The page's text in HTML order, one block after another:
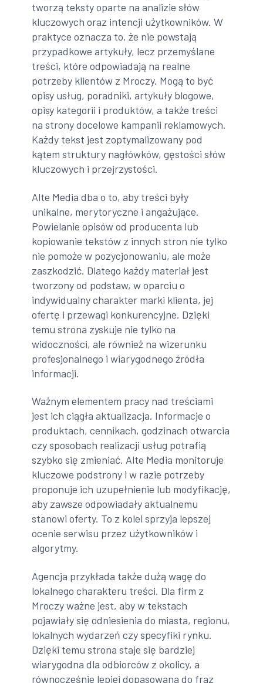
tworzą teksty oparte na analizie słów
kluczowych oraz intencji użytkowników. W
praktyce oznacza to, że nie powstają
przypadkowe artykuły, lecz przemyślane
treści, które odpowiadają na realne
potrzeby klientów z Mroczy. Mogą to być
opisy usług, poradniki, artykuły blogowe,
opisy kategorii i produktów, a także treści
na strony docelowe kampanii reklamowych.
Każdy tekst jest zoptymalizowany pod
kątem struktury nagłówków, gęstości słów
kluczowych i przejrzystości.
Alte Media dba o to, aby treści były
unikalne, merytoryczne i angażujące.
Powielanie opisów od producenta lub
kopiowanie tekstów z innych stron nie tylko
nie pomoże w pozycjonowaniu, ale może
zaszkodzić. Dlatego każdy materiał jest
tworzony od podstaw, w oparciu o
indywidualny charakter marki klienta, jej
ofertę i przewagi konkurencyjne. Dzięki
temu strona zyskuje nie tylko na
widoczności, ale również na wizerunku
profesjonalnego i wiarygodnego źródła
informacji.
Ważnym elementem pracy nad treściami
jest ich ciągła aktualizacja. Informacje o
produktach, cennikach, godzinach otwarcia
czy sposobach realizacji usług potrafią
szybko się zmieniać. Alte Media monitoruje
kluczowe podstrony i w razie potrzeby
proponuje ich uzupełnienie lub modyfikację,
aby zawsze odpowiadały aktualnemu
stanowi oferty. To z kolei sprzyja lepszej
ocenie serwisu przez użytkowników i
algorytmy.
Agencja przykłada także dużą wagę do
lokalnego charakteru treści. Dla firm z
Mroczy ważne jest, aby w tekstach
pojawiały się odniesienia do miasta, regionu,
lokalnych wydarzeń czy specyfiki rynku.
Dzięki temu strona staje się bardziej
wiarygodna dla odbiorców z okolicy, a
równocześnie lepiej dopasowana do fraz